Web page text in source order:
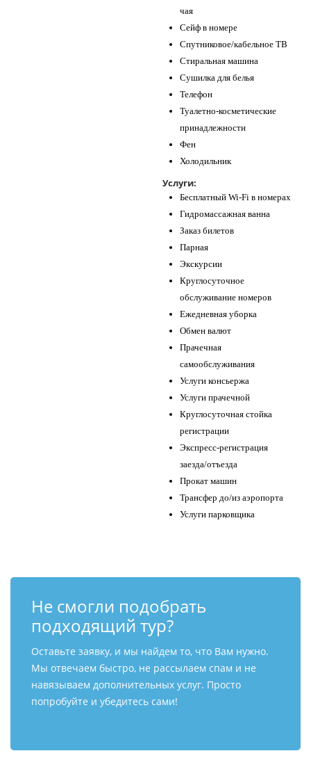
чая
Сейф в номере
Спутниковое/кабельное ТВ
Стиральная машина
Сушилка для белья
Телефон
Туалетно-косметические
принадлежности
Фен
Холодильник
Услуги:
Бесплатный Wi-Fi в номерах
Гидромассажная ванна
Заказ билетов
Парная
Экскурсии
Круглосуточное
обслуживание номеров
Ежедневная уборка
Обмен валют
Прачечная
самообслуживания
Услуги консьержа
Услуги прачечной
Круглосуточная стойка
регистрации
Экспресс-регистрация
заезда/отъезда
Прокат машин
Трансфер до/из аэропорта
Услуги парковщика
Не смогли подобрать
подходящий тур?
Оставьте заявку, и мы найдем то, что Вам нужно.
Мы отвечаем быстро, не рассылаем спам и не
навязываем дополнительных услуг. Просто
попробуйте и убедитесь сами!